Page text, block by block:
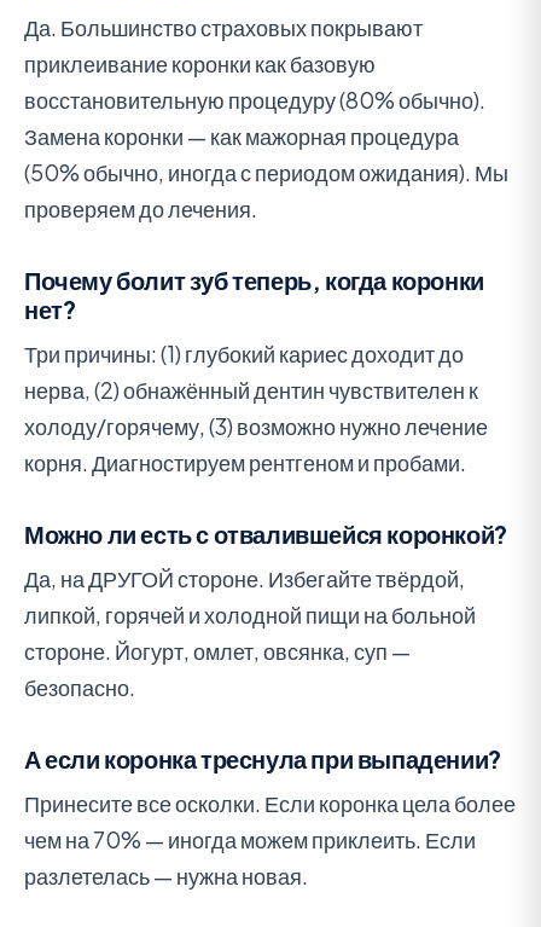
Да. Большинство страховых покрывают
приклеивание коронки как базовую
восстановительную процедуру (80% обычно).
Замена коронки — как мажорная процедура
(50% обычно, иногда с периодом ожидания). Мы
проверяем до лечения.
Почему болит зуб теперь, когда коронки
нет?
Три причины: (1) глубокий кариес доходит до
нерва, (2) обнажённый дентин чувствителен к
холоду/горячему, (3) возможно нужно лечение
корня. Диагностируем рентгеном и пробами.
Можно ли есть с отвалившейся коронкой?
Да, на ДРУГОЙ стороне. Избегайте твёрдой,
липкой, горячей и холодной пищи на больной
стороне. Йогурт, омлет, овсянка, суп —
безопасно.
А если коронка треснула при выпадении?
Принесите все осколки. Если коронка цела более
чем на 70% — иногда можем приклеить. Если
разлетелась — нужна новая.